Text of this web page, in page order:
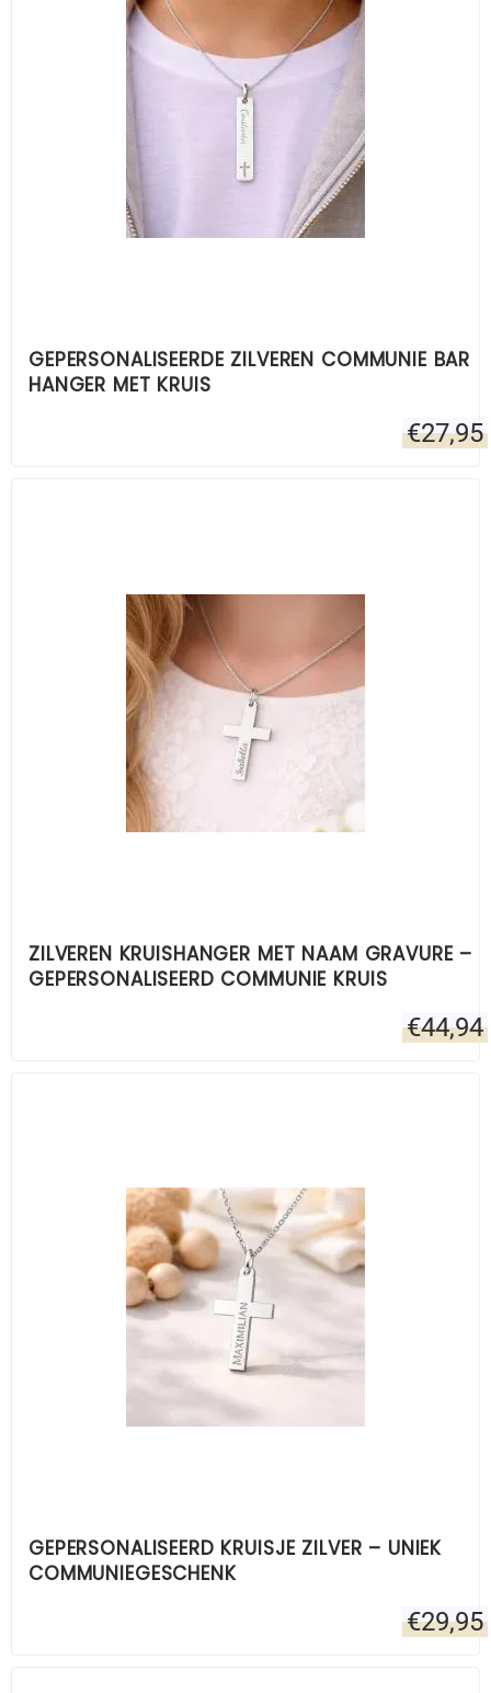
GEPERSONALISEERDE ZILVEREN COMMUNIE BAR
HANGER MET KRUIS
€27,95
ZILVEREN KRUISHANGER MET NAAM GRAVURE –
GEPERSONALISEERD COMMUNIE KRUIS
€44,94
GEPERSONALISEERD KRUISJE ZILVER – UNIEK
COMMUNIEGESCHENK
€29,95